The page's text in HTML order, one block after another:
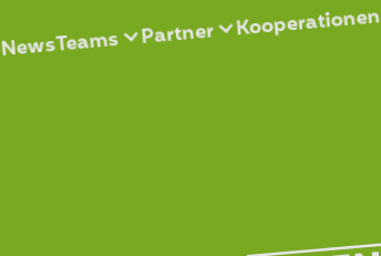
NewsTeams Partner Kooperationen